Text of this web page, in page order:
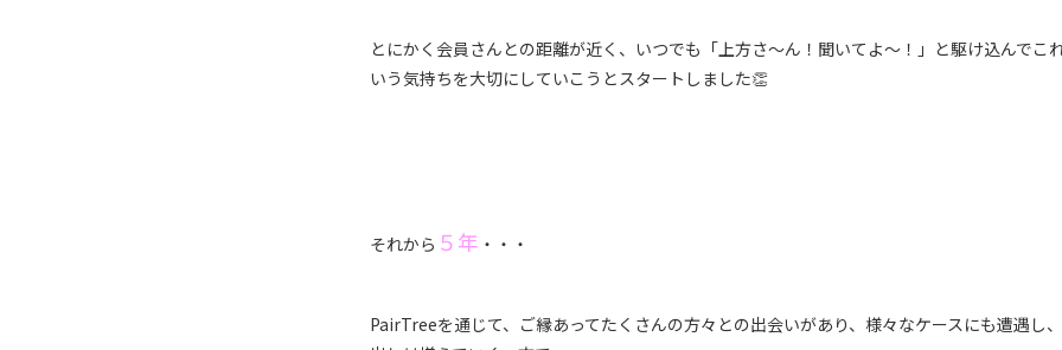
とにかく会員さんとの距離が近く、いつでも「上方さ〜ん！聞いてよ〜！」と駆け込んでこ
いう気持ちを大切にしていこうとスタートしました👏
それから ５年 ・・・
PairTreeを通じて、ご縁あってたくさんの方々との出会いがあり、様々なケースにも遭遇し